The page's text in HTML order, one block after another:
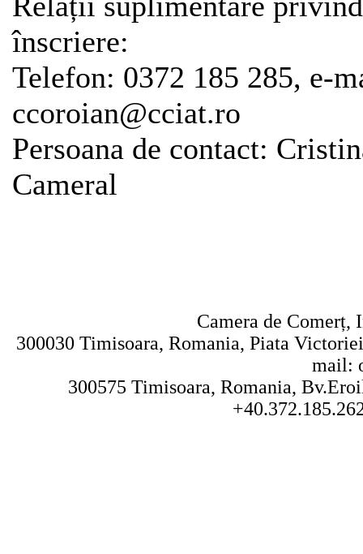
înscriere:
Telefon: 0372 185 285, e-
ccoroian@cciat.ro
Persoana de contact:
Cameral
Camera de
300030 Timisoara, Romania, Piata
mail:
300575 Timisoara, Romania,